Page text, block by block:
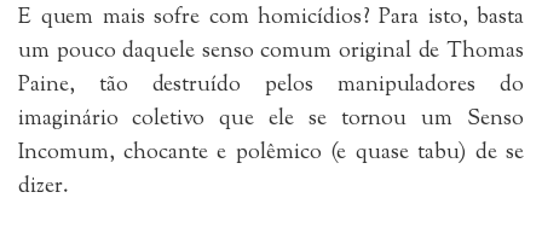
E quem mais sofre com homicídios? Para isto, basta
um pouco daquele senso comum original de Thomas
Paine, tão destruído pelos manipuladores do
imaginário coletivo que ele se tornou um Senso
Incomum, chocante e polêmico (e quase tabu) de se
dizer.